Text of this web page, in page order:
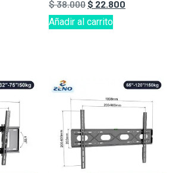
$38.000 $ 22.800
Añadir al carrito